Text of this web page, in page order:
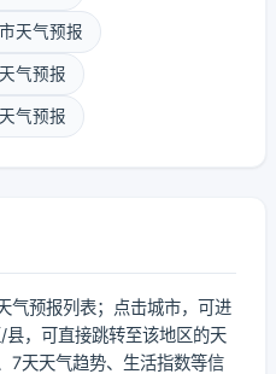
天气预报
气预报
气预报
气预报列表；点击城市，可进
，可直接跳转至该地区的天
7天天气趋势、生活指数等信